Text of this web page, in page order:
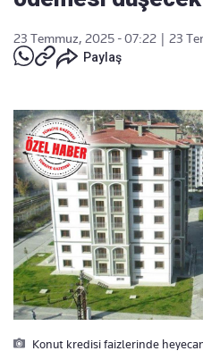
23 Temmuz, 2025 - 07:22
23
Paylaş
Konut kredisi faizlerinde